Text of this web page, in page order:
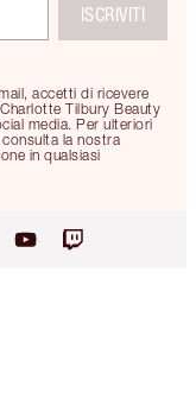
accetti di ricevere
Tilbury Beauty
media. Per ulteriori
la nostra
in qualsiasi
ISCRIVITI